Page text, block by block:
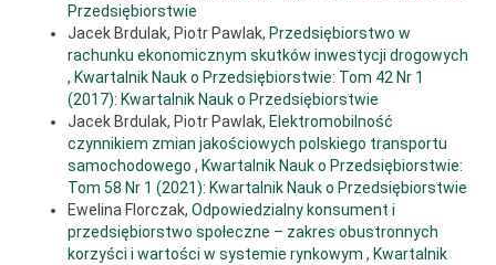
10. Brdulak J., Florczak E. (2016), Uwarunkowania działalności
przedsiębiorstw społecznych w Polsce, Oficyna Wyd. Uczelni
Łazarskiego, Warszawa.
11. Brzuska E., Kukulak-Dolata I., Nyk M. (2017), Ekonomia społeczna.
Teoria i praktyka przedsiębiorczości społecznej, Difin, Warszawa.
12. Dahl M. (2015), Ordoliberalizm jako recepta na reformę kapitalizm,
„Myśl Ekonomiczna i Polityczna”, nr 49.
13. Dahl M. (2013), Polska i niemiecka polityka konkurencji w świetle
teorii ordoliberalizmu i koncepcji społecznej gospodarki rynkowej,
„Myśl Ekonomiczna i Polityczna”, nr 3(42).
Przedsiębiorstwie
Jacek Brdulak, Piotr Pawlak, Przedsiębiorstwo w
rachunku ekonomicznym skutków inwestycji drogowych
, Kwartalnik Nauk o Przedsiębiorstwie: Tom 42 Nr 1
(2017): Kwartalnik Nauk o Przedsiębiorstwie
Jacek Brdulak, Piotr Pawlak, Elektromobilność
czynnikiem zmian jakościowych polskiego transportu
samochodowego , Kwartalnik Nauk o Przedsiębiorstwie:
Tom 58 Nr 1 (2021): Kwartalnik Nauk o Przedsiębiorstwie
Ewelina Florczak, Odpowiedzialny konsument i
przedsiębiorstwo społeczne – zakres obustronnych
korzyści i wartości w systemie rynkowym , Kwartalnik